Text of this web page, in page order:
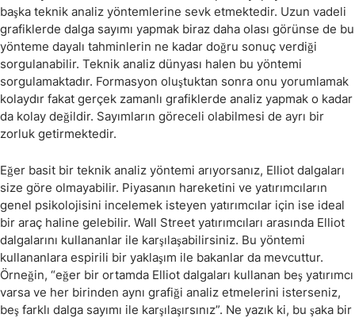
başka teknik analiz yöntemlerine sevk etmektedir. Uzun vadeli
grafiklerde dalga sayımı yapmak biraz daha olası görünse de bu
yönteme dayalı tahminlerin ne kadar doğru sonuç verdiği
sorgulanabilir. Teknik analiz dünyası halen bu yöntemi
sorgulamaktadır. Formasyon oluştuktan sonra onu yorumlamak
kolaydır fakat gerçek zamanlı grafiklerde analiz yapmak o kadar
da kolay değildir. Sayımların göreceli olabilmesi de ayrı bir
zorluk getirmektedir.
Eğer basit bir teknik analiz yöntemi arıyorsanız, Elliot dalgaları
size göre olmayabilir. Piyasanın hareketini ve yatırımcıların
genel psikolojisini incelemek isteyen yatırımcılar için ise ideal
bir araç haline gelebilir. Wall Street yatırımcıları arasında Elliot
dalgalarını kullananlar ile karşılaşabilirsiniz. Bu yöntemi
kullananlara espirili bir yaklaşım ile bakanlar da mevcuttur.
Örneğin, “eğer bir ortamda Elliot dalgaları kullanan beş yatırımcı
varsa ve her birinden aynı grafiği analiz etmelerini isterseniz,
beş farklı dalga sayımı ile karşılaşırsınız”. Ne yazık ki, bu şaka bir